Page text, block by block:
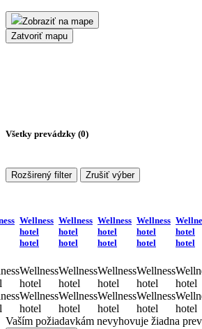
Zobraziť na mape
Zatvoriť mapu
Všetky prevádzky (0)
Rozširený filter Zrušiť výber
Wellness
hotel
hotel
Wellness
hotel
Wellness
hotel
Wellness
hotel
hotel
Wellness
hotel
Wellness
hotel
Wellness
hotel
hotel
Wellness
hotel
Wellness
hotel
Wellness
hotel
hotel
Wellness
hotel
Wellness
hotel
hotel
hotel
hotel
hotel
Vaším požiadavkám nevyhovuje žiadna